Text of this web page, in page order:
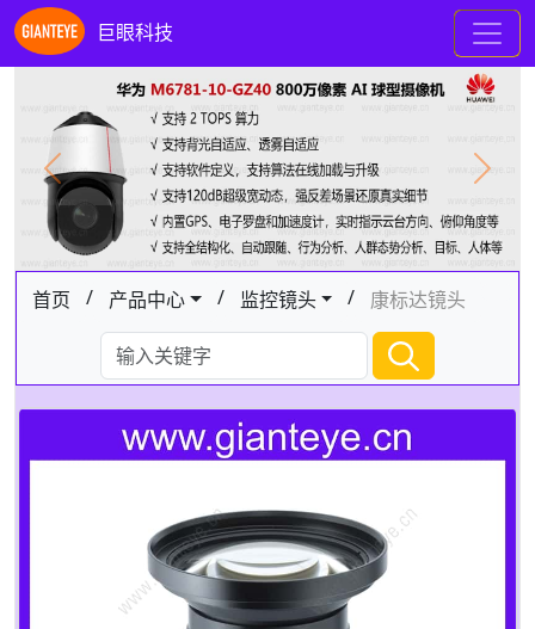
巨眼科技
Previous Next
首页 / 产品中心 / 监控镜头 / 康标达镜头